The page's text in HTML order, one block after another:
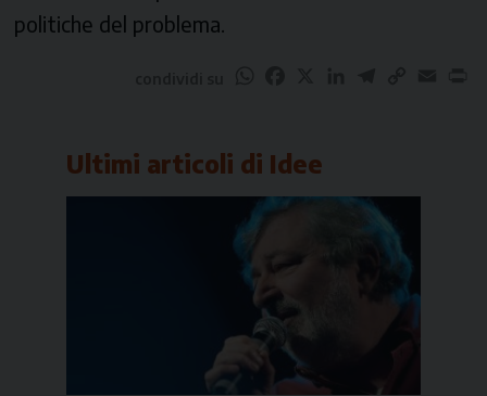
politiche del problema.
Ultimi articoli di Idee